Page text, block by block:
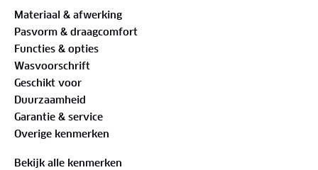
dankzij de winddichte afwerking is hij prettig voor
winderige dagen. Aan de binnenkant zorgt de
zachte meshstof voor comfort zonder dat de jas
zwaar aanvoelt. Dit lichte jack is precies wat je
nodig hebt voor het voorjaar.
Bewust onderweg met hergebruikt materiaal:
Buitenstof: 100% gerecycled polyamide
Voering: 100%
gerecycled polyester
Materiaal & afwerking
Pasvorm & draagcomfort
Functies & opties
Wasvoorschrift
Geschikt voor
Duurzaamheid
Garantie & service
Overige kenmerken
Bekijk alle kenmerken